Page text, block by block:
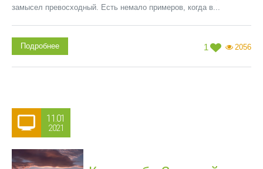
замысел превосходный. Есть немало примеров, когда в...
1 2056
Подробнее
11.01
2021